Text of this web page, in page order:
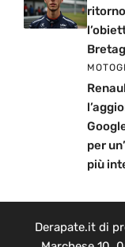
per
più
Derapate.it di